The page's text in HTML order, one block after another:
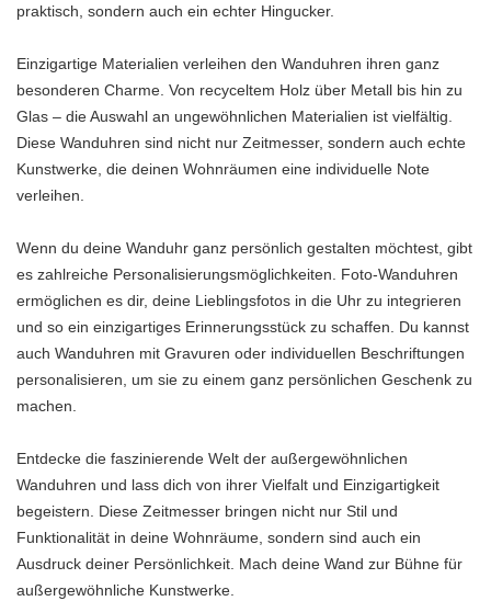
praktisch, sondern auch ein echter Hingucker.
Einzigartige Materialien verleihen den Wanduhren ihren ganz
besonderen Charme. Von recyceltem Holz über Metall bis hin zu
Glas – die Auswahl an ungewöhnlichen Materialien ist vielfältig.
Diese Wanduhren sind nicht nur Zeitmesser, sondern auch echte
Kunstwerke, die deinen Wohnräumen eine individuelle Note
verleihen.
Wenn du deine Wanduhr ganz persönlich gestalten möchtest, gibt
es zahlreiche Personalisierungsmöglichkeiten. Foto-Wanduhren
ermöglichen es dir, deine Lieblingsfotos in die Uhr zu integrieren
und so ein einzigartiges Erinnerungsstück zu schaffen. Du kannst
auch Wanduhren mit Gravuren oder individuellen Beschriftungen
personalisieren, um sie zu einem ganz persönlichen Geschenk zu
machen.
Entdecke die faszinierende Welt der außergewöhnlichen
Wanduhren und lass dich von ihrer Vielfalt und Einzigartigkeit
begeistern. Diese Zeitmesser bringen nicht nur Stil und
Funktionalität in deine Wohnräume, sondern sind auch ein
Ausdruck deiner Persönlichkeit. Mach deine Wand zur Bühne für
außergewöhnliche Kunstwerke.